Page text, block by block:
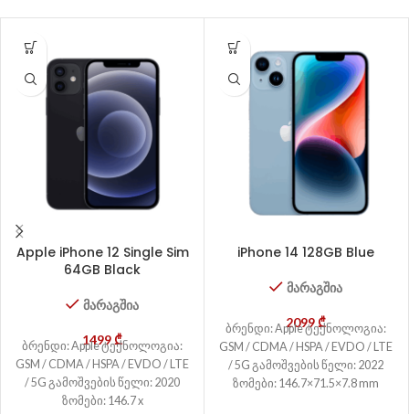
Apple iPhone 12 Single Sim
64GB Black
მარაგშია
1499₾
ბრენდი: Apple ტექნოლოგია:
GSM / CDMA / HSPA / EVDO / LTE
/ 5G გამოშვების წელი: 2020
ზომები: 146.7 x
iPhone 14 128GB Blue
მარაგშია
2099₾
ბრენდი: Apple ტექნოლოგია:
GSM / CDMA / HSPA / EVDO / LTE
/ 5G გამოშვების წელი: 2022
ზომები: 146.7×71.5×7.8 mm